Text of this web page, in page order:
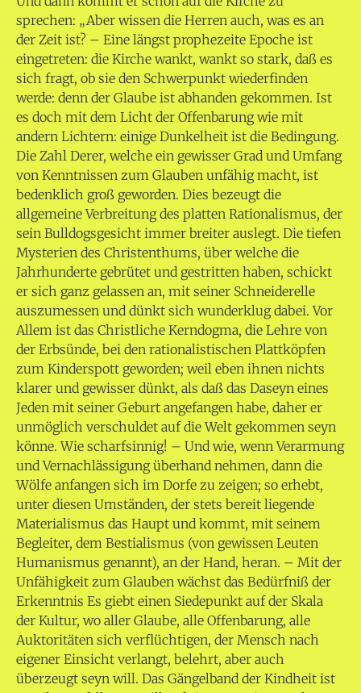
sprechen: „Aber wissen die Herren auch, was es an
der Zeit ist? – Eine längst prophezeite Epoche ist
eingetreten: die Kirche wankt, wankt so stark, daß es
sich fragt, ob sie den Schwerpunkt wiederfinden
werde: denn der Glaube ist abhanden gekommen. Ist
es doch mit dem Licht der Offenbarung wie mit
andern Lichtern: einige Dunkelheit ist die Bedingung.
Die Zahl Derer, welche ein gewisser Grad und Umfang
von Kenntnissen zum Glauben unfähig macht, ist
bedenklich groß geworden. Dies bezeugt die
allgemeine Verbreitung des platten Rationalismus, der
sein Bulldogsgesicht immer breiter auslegt. Die tiefen
Mysterien des Christenthums, über welche die
Jahrhunderte gebrütet und gestritten haben, schickt
er sich ganz gelassen an, mit seiner Schneiderelle
auszumessen und dünkt sich wunderklug dabei. Vor
Allem ist das Christliche Kerndogma, die Lehre von
der Erbsünde, bei den rationalistischen Plattköpfen
zum Kinderspott geworden; weil eben ihnen nichts
klarer und gewisser dünkt, als daß das Daseyn eines
Jeden mit seiner Geburt angefangen habe, daher er
unmöglich verschuldet auf die Welt gekommen seyn
könne. Wie scharfsinnig! – Und wie, wenn Verarmung
und Vernachlässigung überhand nehmen, dann die
Wölfe anfangen sich im Dorfe zu zeigen; so erhebt,
unter diesen Umständen, der stets bereit liegende
Materialismus das Haupt und kommt, mit seinem
Begleiter, dem Bestialismus (von gewissen Leuten
Humanismus genannt), an der Hand, heran. – Mit der
Unfähigkeit zum Glauben wächst das Bedürfniß der
Erkenntnis Es giebt einen Siedepunkt auf der Skala
der Kultur, wo aller Glaube, alle Offenbarung, alle
Auktoritäten sich verflüchtigen, der Mensch nach
eigener Einsicht verlangt, belehrt, aber auch
überzeugt seyn will. Das Gängelband der Kindheit ist